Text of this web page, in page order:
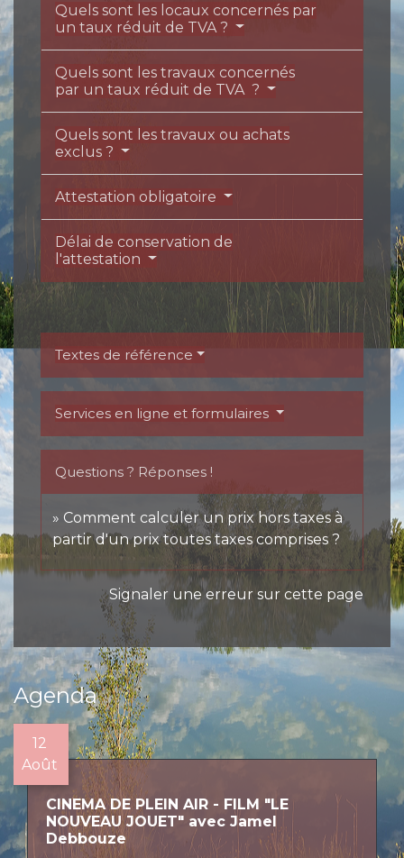
Quels sont les locaux concernés par
un taux réduit de TVA ?
Quels sont les travaux concernés
par un taux réduit de TVA ?
Quels sont les travaux ou achats
exclus ?
Attestation obligatoire
Délai de conservation de
l'attestation
Textes de référence
Services en ligne et formulaires
Questions ? Réponses !
Comment calculer un prix hors taxes à
partir d'un prix toutes taxes comprises ?
Signaler une erreur sur cette page
Agenda
12
Août
CINEMA DE PLEIN AIR - FILM "LE
NOUVEAU JOUET" avec Jamel
Debbouze